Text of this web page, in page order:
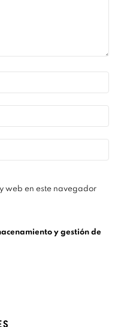
web en este navegador
y gestión de